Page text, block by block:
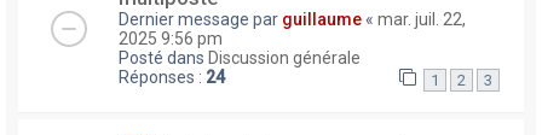
Dernier message par guillaume « mar. juil. 22,
2025 9:56 pm
Posté dans Discussion générale
Réponses : 24 1 2 3